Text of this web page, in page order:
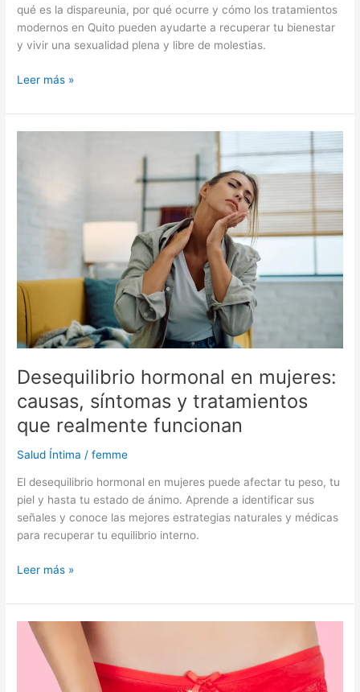
qué es la dispareunia, por qué ocurre y cómo los tratamientos
modernos en Quito pueden ayudarte a recuperar tu bienestar
y vivir una sexualidad plena y libre de molestias.
Leer más »
Desequilibrio hormonal en mujeres:
causas, síntomas y tratamientos
que realmente funcionan
Salud Íntima /femme
El desequilibrio hormonal en mujeres puede afectar tu peso, tu
piel y hasta tu estado de ánimo. Aprende a identificar sus
señales y conoce las mejores estrategias naturales y médicas
para recuperar tu equilibrio interno.
síntomas
que
realmente
funcionan
Leer más »
Vaginitis:
causas,
síntomas